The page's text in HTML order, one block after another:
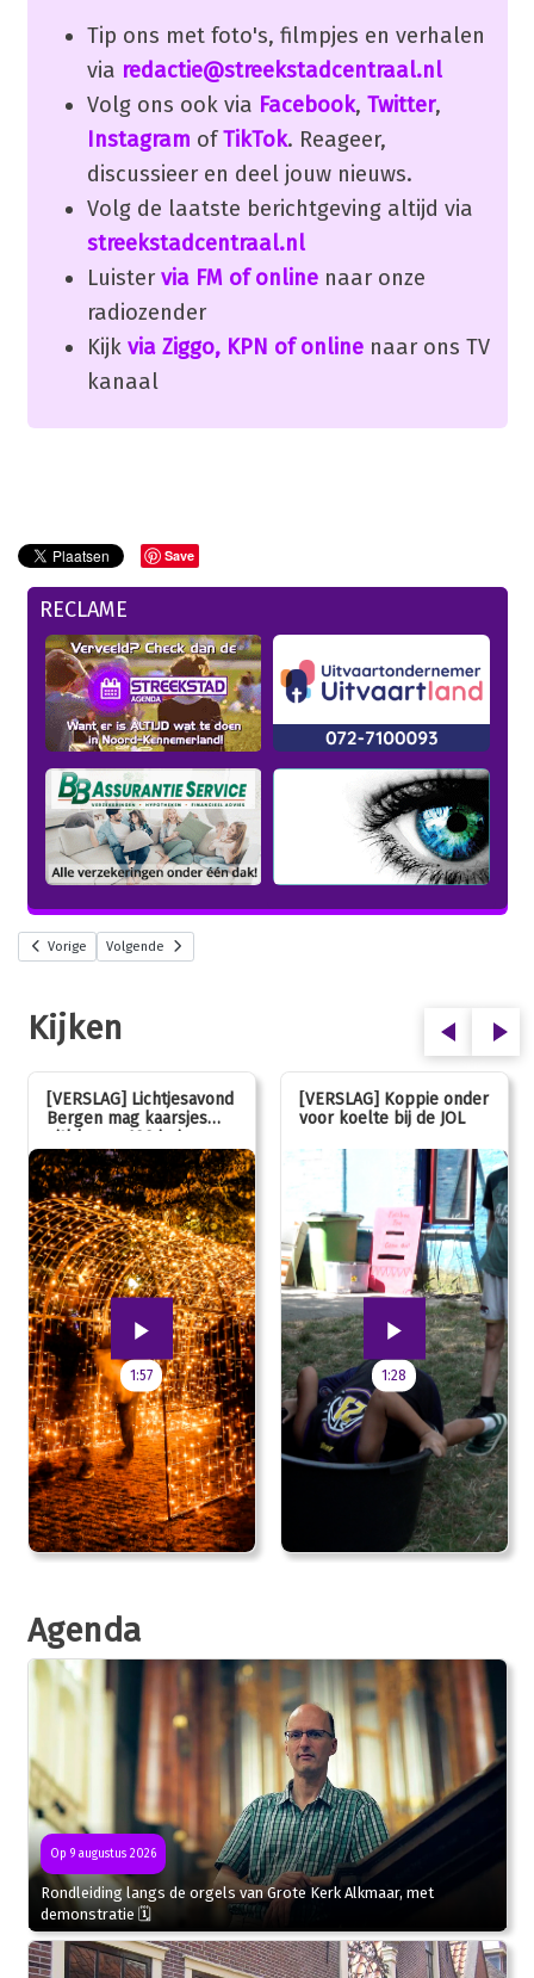
Tip ons met foto's, filmpjes en verhalen
via redactie@streekstadcentraal.nl
Volg ons ook via Facebook, Twitter,
Instagram ofTikTok. Reageer,
discussieer en deel jouw nieuws.
Volg de laatste berichtgeving altijd via
streekstadcentraal.nl
Luister via FM of onlinenaar onze
radiozender
Kijk via Ziggo, KPN of onlinenaar ons TV
kanaal
Save
RECLAME
Vorige Volgende
Kijken
[VERSLAG] Lichtjesavond
Bergen mag kaarsjes
uitblazen: 100 jarig
jubileum!
1:57
[VERSLAG] Koppie onder
voor koelte bij de JOL
1:28
Agenda
Op 9 augustus 2026
Rondleiding langs de orgels van Grote Kerk Alkmaar, met
demonstratie 🗓